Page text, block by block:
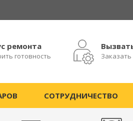
ремонта
готовность
СОТРУДНИЧЕСТВО